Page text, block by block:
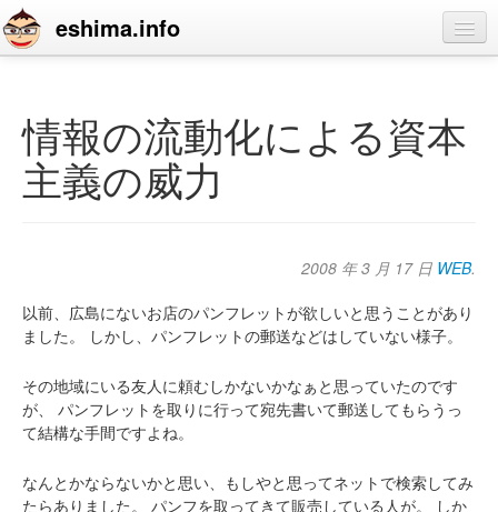
eshima.info
blog
profile
contact
情報の流動化による資本
主義の威力
2008 年 3 月 17 日 WEB.
以前、広島にないお店のパンフレットが欲しいと思うことがあり
ました。
しかし、パンフレットの郵送などはしていない様子。
その地域にいる友人に頼むしかないかなぁと思っていたのです
が、
パンフレットを取りに行って宛先書いて郵送してもらうっ
て結構な手間ですよね。
なんとかならないかと思い、もしやと思ってネットで検索してみ
たらありました。
パンフを取ってきて販売している人が。
しか